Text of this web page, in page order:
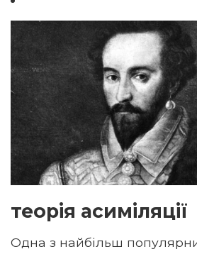
теорія асиміляції
Одна з найбільш